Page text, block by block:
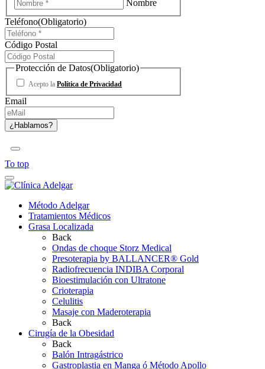
Nombre
Teléfono(Obligatorio)
Código Postal
Protección de Datos(Obligatorio)
Acepto la Política de Privacidad
Email
To top
Método Adelgar
Tratamientos Médicos
Grasa Localizada
Back
Ondas de choque Storz Medical
Presoterapia by BALLANCER® Gold
Radiofrecuencia INDIBA Corporal
Bioestimulación con Ultratone
Crioterapia
Celulitis
Masaje con Maderoterapia
Back
Cirugía de la Obesidad
Back
Balón Intragástrico
Gastroplastia en Manga ó Método Apollo